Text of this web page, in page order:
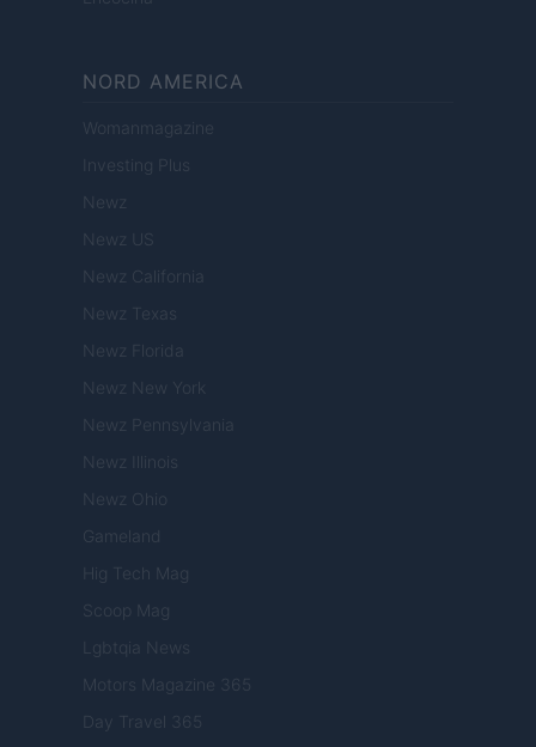
NORD AMERICA
Womanmagazine
Investing Plus
Newz
Newz US
Newz California
Newz Texas
Newz Florida
Newz New York
Newz Pennsylvania
Newz Illinois
Newz Ohio
Gameland
Hig Tech Mag
Scoop Mag
Lgbtqia News
Motors Magazine 365
Day Travel 365